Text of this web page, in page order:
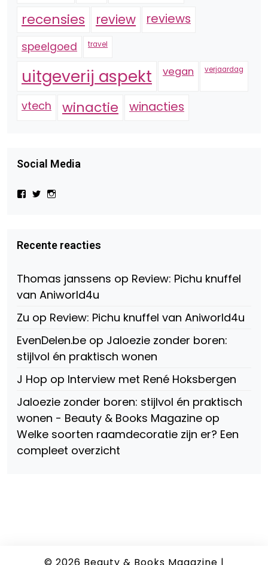
recensies review reviews
speelgoed travel
uitgeverij aspekt vegan verjaardag
vtech winactie winacties
Social Media
Bekijk
Beauty-
147775071915783/?
Facebook
Bekijk
op
Twitter
op
Instagram
Recente reacties
Thomas janssens op Review: Pichu knuffel
van Aniworld4u
Zu op Review: Pichu knuffel van Aniworld4u
EvenDelen.be op Jaloezie zonder boren:
stijlvol én praktisch wonen
J Hop op Interview met René Hoksbergen
Jaloezie zonder boren: stijlvol én praktisch
wonen - Beauty & Books Magazine op
Welke soorten raamdecoratie zijn er? Een
compleet overzicht
© 2026 Beauty & Books Magazine |